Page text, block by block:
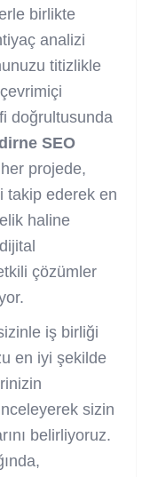
birlikte
analizi
titizlikle
doğrultusunda
SEO
her projede,
takip ederek en
haline
çözümler
iş birliği
en iyi şekilde
sizin
belirliyoruz.